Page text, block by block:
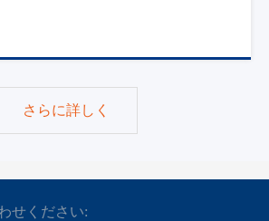
さらに詳しく
せください: